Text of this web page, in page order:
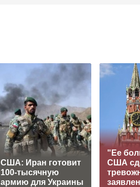
США: Иран готовит
100-тысячную
армию для Украины
"Ее
США